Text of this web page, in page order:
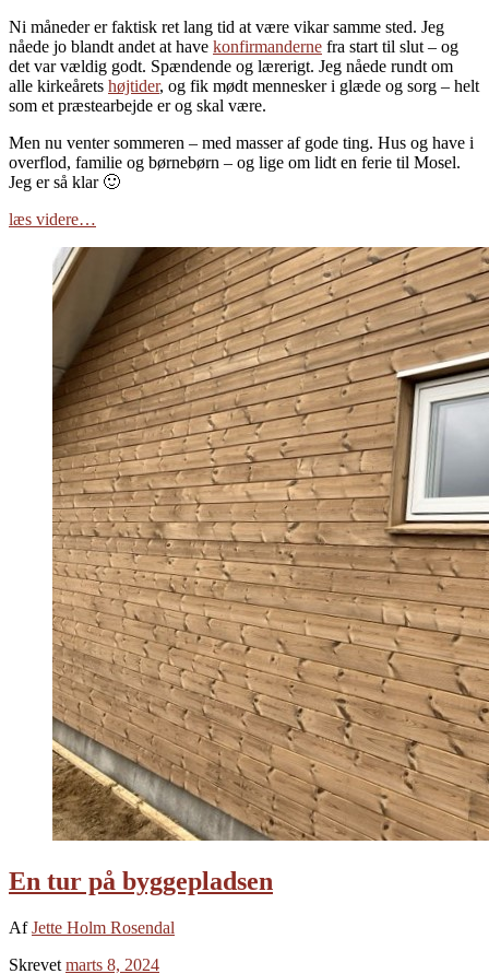
Ni måneder er faktisk ret lang tid at være vikar samme sted. Jeg
nåede jo blandt andet at have konfirmanderne fra start til slut – og
det var vældig godt. Spændende og lærerigt. Jeg nåede rundt om
alle kirkeårets højtider, og fik mødt mennesker i glæde og sorg – helt
som et præstearbejde er og skal være.
Men nu venter sommeren – med masser af gode ting. Hus og have i
overflod, familie og børnebørn – og lige om lidt en ferie til Mosel.
Jeg er så klar 🙂
læs videre…
En tur på byggepladsen
AfJette Holm Rosendal
Skrevet marts 8, 2024